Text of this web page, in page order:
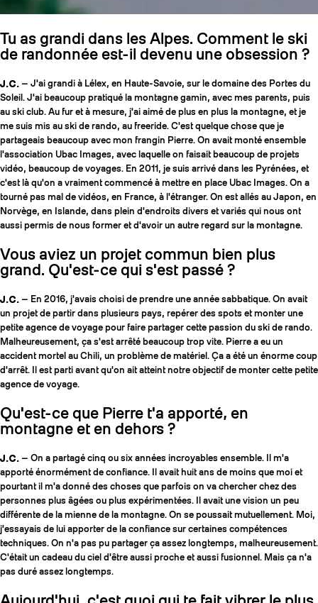
Tu as grandi dans les Alpes. Comment le ski
de randonnée est-il devenu une obsession ?
J.C. — J'ai grandi à Lélex, en Haute-Savoie, sur le domaine des Portes du
Soleil. J'ai beaucoup pratiqué la montagne gamin, avec mes parents, puis
au ski club. Au fur et à mesure, j'ai aimé de plus en plus la montagne, et je
me suis mis au ski de rando, au freeride. C'est quelque chose que je
partageais beaucoup avec mon frangin Pierre. On avait monté ensemble
l'association Ubac Images, avec laquelle on faisait beaucoup de projets
vidéo, beaucoup de voyages. En 2011, je suis arrivé dans les Pyrénées, et
c'est là qu'on a vraiment commencé à mettre en place Ubac Images. On a
tourné pas mal de vidéos, en France, à l'étranger. On est allés au Japon, en
Norvège, en Islande, dans plein d'endroits divers et variés qui nous ont
aussi permis de nous former et d'avoir un autre regard sur la montagne.
Vous aviez un projet commun bien plus
grand. Qu'est-ce qui s'est passé ?
J.C. — En 2016, j'avais choisi de prendre une année sabbatique. On avait
un projet de partir dans plusieurs pays, repérer des spots et monter une
petite agence de voyage pour faire partager cette passion du ski de rando.
Malheureusement, ça s'est arrêté beaucoup trop vite. Pierre a eu un
accident mortel au Chili, un problème de matériel. Ça a été un énorme coup
d'arrêt. Il est parti avant qu'on ait atteint notre objectif de monter cette petite
agence de voyage.
Qu'est-ce que Pierre t'a apporté, en
montagne et en dehors ?
J.C. — On a partagé cinq ou six années incroyables ensemble. Il m'a
apporté énormément de confiance. Il avait huit ans de moins que moi et
pourtant il m'a donné des choses que parfois on va chercher chez des
personnes plus âgées ou plus expérimentées. Il avait une vision un peu
différente de la mienne de la montagne. On se poussait mutuellement. Moi,
j'essayais de lui apporter de la confiance sur certaines compétences
techniques. On n'a pas pu partager ça assez longtemps, malheureusement.
C'était un cadeau du ciel d'être aussi proche et aussi fusionnel. Mais ça n'a
pas duré assez longtemps.